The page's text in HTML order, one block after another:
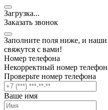
Загрузка...
Заказать звонок
Заполните поля ниже, и
свяжутся с вами!
Номер телефона
Некорректный номер
Проверьте номер телефона
Ваше имя